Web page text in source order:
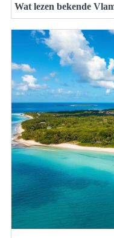
Wat lezen bekende